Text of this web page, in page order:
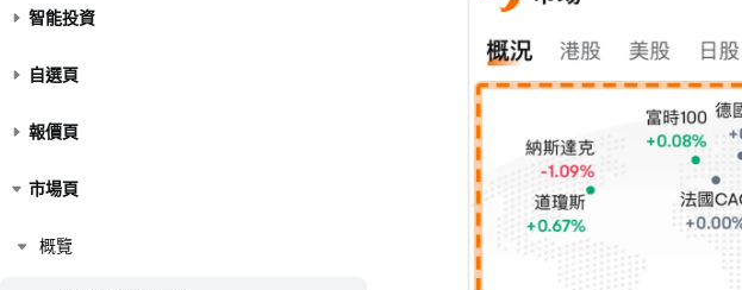
智能投資
自選頁
報價頁
市場頁
概覽